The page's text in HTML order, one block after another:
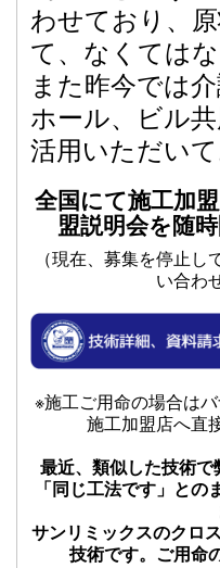
わせており、
て、なくては
また昨今では
ホール、ビル
活用いただいて
全国にて施工加
盟説明会を随
（現在、募集を停止
い合わ
※施工ご用命の場合は
施工加盟店へ直
最近、類似した技術
「同じ工法です」と
サンリミックスのクロ
技術です。ご用命